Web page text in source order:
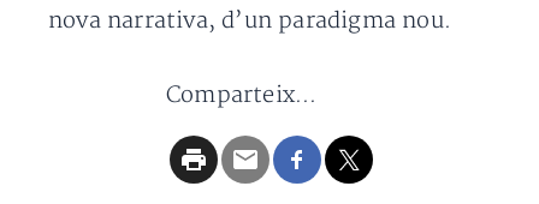
nova narrativa, d’un paradigma nou.
Comparteix...